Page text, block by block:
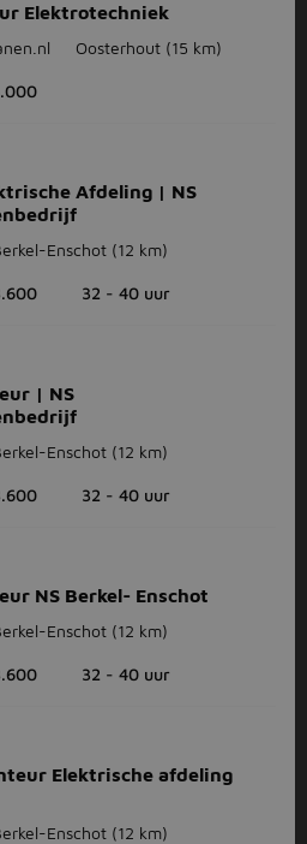
Elektrotechniek
Oosterhout (15 km)
Afdeling | NS
Enschot (12 km)
32 - 40 uur
| NS
Enschot (12 km)
32 - 40 uur
NS Berkel- Enschot
Enschot (12 km)
32 - 40 uur
Elektrische afdeling
Enschot (12 km)